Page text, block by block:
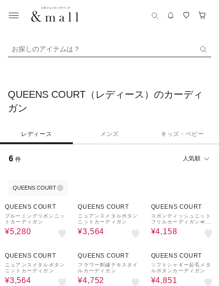
お探しのアイテムは？
QUEENS COURT（レディース）のカーディ
ガン
レディース メンズ キッズ・ベビー
6 件 人気順
QUEENS COURT
QUEENS COURT
ブルーミングリボンニッ
トカーディガン
¥5,280
QUEENS COURT
ニュアンスメタルボタン
ニットカーディガン
¥3,564
QUEENS COURT
スポンディッシュニット
フリルカーディガン≪手
洗い可能≫
¥4,158
QUEENS COURT
ニュアンスメタルボタン
ニットカーディガン
¥3,564
QUEENS COURT
フラワー刺繍テキスタイ
ルカーディガン
¥4,752
QUEENS COURT
ソフトシャギー起毛メタ
ルボタンカーディガン
¥4,851